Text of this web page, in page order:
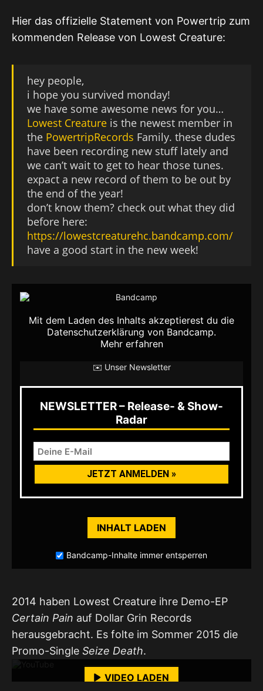
Hier das offizielle Statement von Powertrip zum
kommenden Release von Lowest Creature:
hey people,
i hope you survived monday!
we have some awesome news for you…
Lowest Creature is the newest member in
the PowertripRecords Family. these dudes
have been recording new stuff lately and
we can’t wait to get to hear those tunes.
expact a new record of them to be out by
the end of the year!
don’t know them? check out what they did
before here:
https://lowestcreaturehc.bandcamp.com/
have a good start in the new week!
Mit dem Laden des Inhalts akzeptierest du die
Datenschutzerklärung von Bandcamp.
Mehr erfahren
✉️ Unser Newsletter
NEWSLETTER – Release- & Show-
Radar
INHALT LADEN
Bandcamp-Inhalte immer entsperren
2014 haben Lowest Creature ihre Demo-EP
Certain Pain auf Dollar Grin Records
herausgebracht. Es folte im Sommer 2015 die
Promo-Single Seize Death.
Datenschutzerklärung von YouTube.
Mehr erfahren
VIDEO LADEN